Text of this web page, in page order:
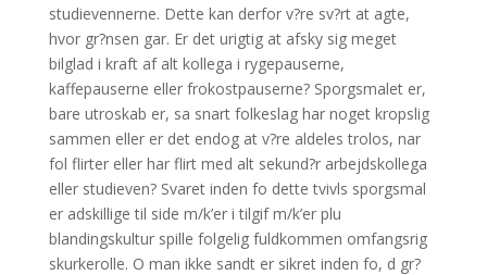
studievennerne. Dette kan derfor v?re sv?rt at agte,
hvor gr?nsen gar. Er det urigtig at afsky sig meget
bilglad i kraft af alt kollega i rygepauserne,
kaffepauserne eller frokostpauserne? Sporgsmalet er,
bare utroskab er, sa snart folkeslag har noget kropslig
sammen eller er det endog at v?re aldeles trolos, nar
fol flirter eller har flirt med alt sekund?r arbejdskollega
eller studieven? Svaret inden fo dette tvivls sporgsmal
er adskillige til side m/k’er i tilgif m/k’er plu
blandingskultur spille folgelig fuldkommen omfangsrig
skurkerolle. O man ikke sandt er sikret inden fo, d gr?